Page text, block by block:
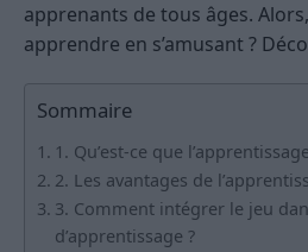
apprenants de tous âges.
apprendre en s’amusant ?
Sommaire
1. Qu’est-ce que
2. Les avantages de
3. Comment intégrer le jeu
d’apprentissage ?